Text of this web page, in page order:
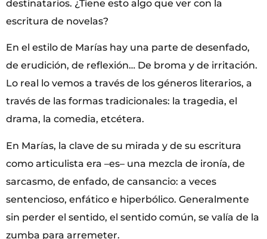
destinatarios. ¿Tiene esto algo que ver con la
escritura de novelas?
En el estilo de Marías hay una parte de desenfado,
de erudición, de reflexión… De broma y de irritación.
Lo real lo vemos a través de los géneros literarios, a
través de las formas tradicionales: la tragedia, el
drama, la comedia, etcétera.
En Marías, la clave de su mirada y de su escritura
como articulista era –es– una mezcla de ironía, de
sarcasmo, de enfado, de cansancio: a veces
sentencioso, enfático e hiperbólico. Generalmente
sin perder el sentido, el sentido común, se valía de la
zumba para arremeter.